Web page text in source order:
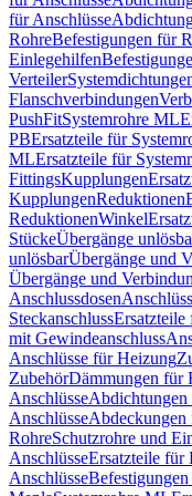
für Anschlüsse
RohreBefestigungen für
Einlegehilfen
Verteiler
Flanschverbindungen
PushFitSystemrohre ML
PBErsatzteile für
MLErsatzteile für
FittingsKupplungen
KupplungenReduktionen
ReduktionenWinkel
StückeÜbergänge
unlösbarÜbergänge und
Übergänge und
Anschlussdosen
SteckanschlussErsatzteile
mit Gewindeanschluss
Anschlüsse für Heizung
ZubehörDämmungen für
Anschlüsse
AnschlüsseAbdeckungen
RohreSchutzrohre und
AnschlüsseErsatzteile für
Anschlüsse